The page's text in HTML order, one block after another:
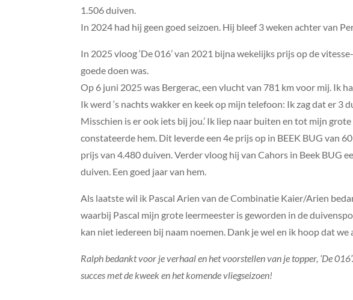
1.506 duiven.
In 2024 had hij geen goed seizoen. Hij bleef 3 weken achter van
In 2025 vloog ‘De 016’ van 2021 bijna wekelijks prijs op de
goede doen was.
Op 6 juni 2025 was Bergerac, een vlucht van 781 km voor mij. Ik
Ik werd ‘s nachts wakker en keek op mijn telefoon: Ik zag dat er
Misschien is er ook iets bij jou.’ Ik liep naar buiten en tot mijn
constateerde hem. Dit leverde een 4e prijs op in BEEK BUG van
prijs van 4.480 duiven. Verder vloog hij van Cahors in Beek BUG
duiven. Een goed jaar van hem.
Als laatste wil ik Pascal Arien van de Combinatie Kaier/Arien
waarbij Pascal mijn grote leermeester is geworden in de
kan niet iedereen bij naam noemen. Dank je wel en ik hoop dat
Ralph bedankt voor je verhaal en het voorstellen van je topper, ‘De
succes met de kweek en het komende vliegseizoen!